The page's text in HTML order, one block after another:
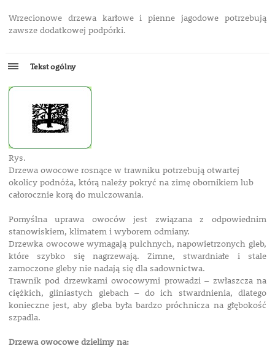
Wrzecionowe drzewa karłowe i pienne jagodowe potrzebują
zawsze dodatkowej podpórki.
Tekst ogólny
Rys.
Drzewa owocowe rosnące w trawniku potrzebują otwartej
okolicy podnóża, którą należy pokryć na zimę obornikiem lub
całorocznie korą do mulczowania.
Pomyślna uprawa owoców jest związana z odpowiednim
stanowiskiem, klimatem i wyborem odmiany.
Drzewka owocowe wymagają pulchnych, napowietrzonych gleb,
które szybko się nagrzewają. Zimne, stwardniałe i stale
zamoczone gleby nie nadają się dla sadownictwa.
Trawnik pod drzewkami owocowymi prowadzi – zwłaszcza na
ciężkich, gliniastych glebach – do ich stwardnienia, dlatego
konieczne jest, aby gleba była bardzo próchnicza na głębokość
szpadla.
Drzewa owocowe dzielimy na: